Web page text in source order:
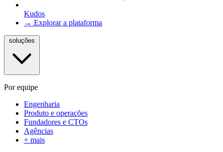
Kudos
→ Explorar a plataforma
Por equipe
Engenharia
Produto e operações
Fundadores e CTOs
Agências
+ mais